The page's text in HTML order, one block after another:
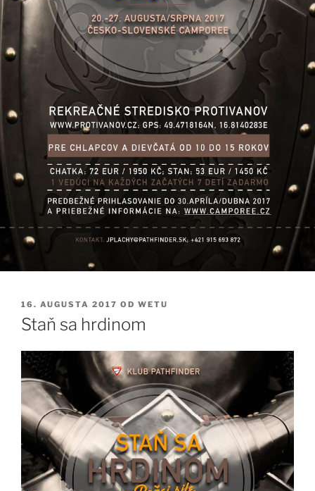
PUBLIKOVANÉ
16. AUGUSTA 2017 OD WETU
Staň sa hrdinom